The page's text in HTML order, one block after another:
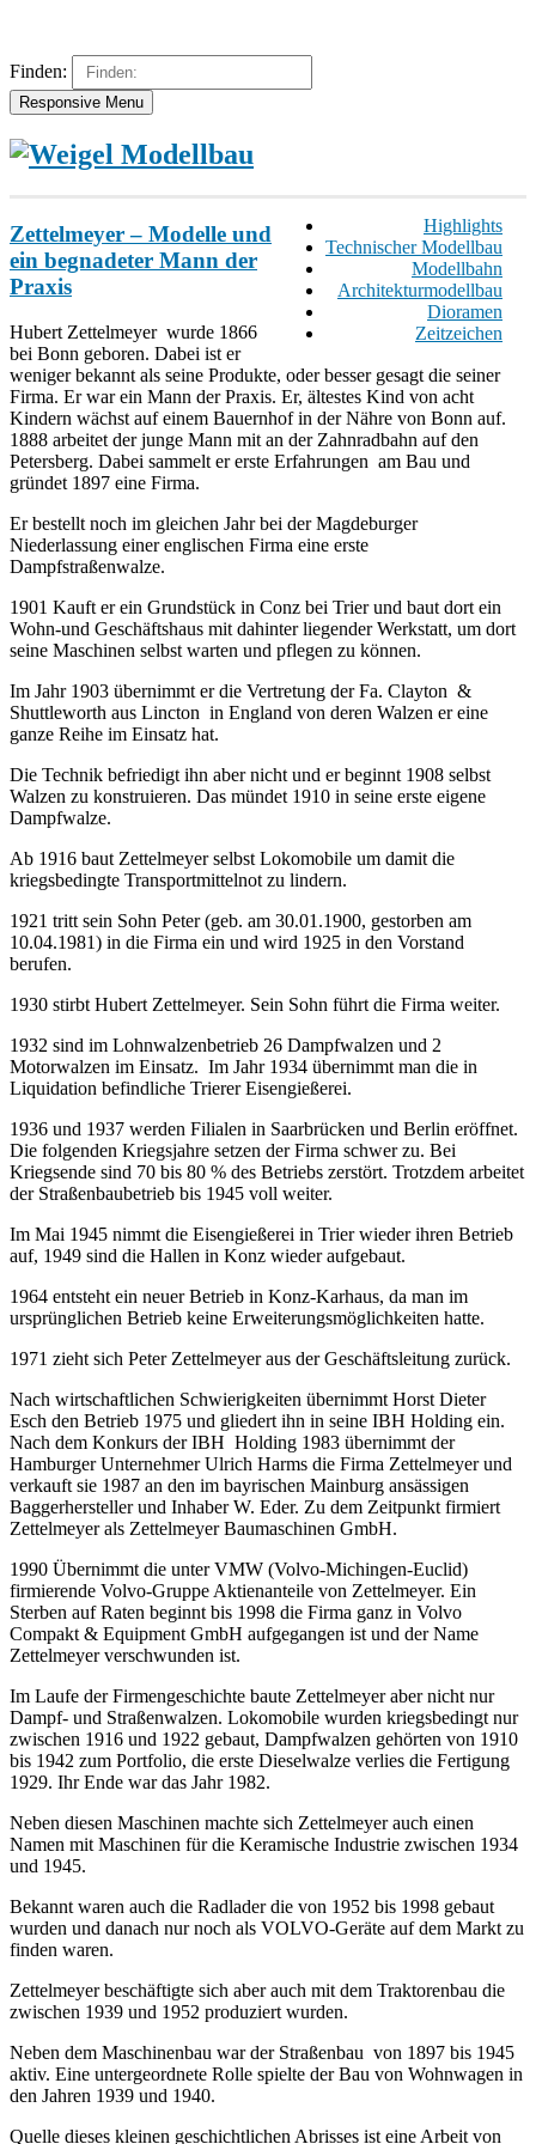
Finden:
Responsive Menu
Highlights
Technischer Modellbau
Modellbahn
Architekturmodellbau
Dioramen
Zeitzeichen
Zettelmeyer – Modelle und
ein begnadeter Mann der
Praxis
Hubert Zettelmeyer wurde 1866
bei Bonn geboren. Dabei ist er
weniger bekannt als seine Produkte, oder besser gesagt die seiner
Firma. Er war ein Mann der Praxis. Er, ältestes Kind von acht
Kindern wächst auf einem Bauernhof in der Nähre von Bonn auf.
1888 arbeitet der junge Mann mit an der Zahnradbahn auf den
Petersberg. Dabei sammelt er erste Erfahrungen am Bau und
gründet 1897 eine Firma.
Er bestellt noch im gleichen Jahr bei der Magdeburger
Niederlassung einer englischen Firma eine erste
Dampfstraßenwalze.
1901 Kauft er ein Grundstück in Conz bei Trier und baut dort ein
Wohn-und Geschäftshaus mit dahinter liegender Werkstatt, um dort
seine Maschinen selbst warten und pflegen zu können.
Im Jahr 1903 übernimmt er die Vertretung der Fa. Clayton &
Shuttleworth aus Lincton in England von deren Walzen er eine
ganze Reihe im Einsatz hat.
Die Technik befriedigt ihn aber nicht und er beginnt 1908 selbst
Walzen zu konstruieren. Das mündet 1910 in seine erste eigene
Dampfwalze.
Ab 1916 baut Zettelmeyer selbst Lokomobile um damit die
kriegsbedingte Transportmittelnot zu lindern.
1921 tritt sein Sohn Peter (geb. am 30.01.1900, gestorben am
10.04.1981) in die Firma ein und wird 1925 in den Vorstand
berufen.
1930 stirbt Hubert Zettelmeyer. Sein Sohn führt die Firma weiter.
1932 sind im Lohnwalzenbetrieb 26 Dampfwalzen und 2
Motorwalzen im Einsatz. Im Jahr 1934 übernimmt man die in
Liquidation befindliche Trierer Eisengießerei.
1936 und 1937 werden Filialen in Saarbrücken und Berlin eröffnet.
Die folgenden Kriegsjahre setzen der Firma schwer zu. Bei
Kriegsende sind 70 bis 80 % des Betriebs zerstört. Trotzdem arbeitet
der Straßenbaubetrieb bis 1945 voll weiter.
Im Mai 1945 nimmt die Eisengießerei in Trier wieder ihren Betrieb
auf, 1949 sind die Hallen in Konz wieder aufgebaut.
1964 entsteht ein neuer Betrieb in Konz-Karhaus, da man im
ursprünglichen Betrieb keine Erweiterungsmöglichkeiten hatte.
1971 zieht sich Peter Zettelmeyer aus der Geschäftsleitung zurück.
Nach wirtschaftlichen Schwierigkeiten übernimmt Horst Dieter
Esch den Betrieb 1975 und gliedert ihn in seine IBH Holding ein.
Nach dem Konkurs der IBH Holding 1983 übernimmt der
Hamburger Unternehmer Ulrich Harms die Firma Zettelmeyer und
verkauft sie 1987 an den im bayrischen Mainburg ansässigen
Baggerhersteller und Inhaber W. Eder. Zu dem Zeitpunkt firmiert
Zettelmeyer als Zettelmeyer Baumaschinen GmbH.
1990 Übernimmt die unter VMW (Volvo-Michingen-Euclid)
firmierende Volvo-Gruppe Aktienanteile von Zettelmeyer. Ein
Sterben auf Raten beginnt bis 1998 die Firma ganz in Volvo
Compakt & Equipment GmbH aufgegangen ist und der Name
Zettelmeyer verschwunden ist.
Im Laufe der Firmengeschichte baute Zettelmeyer aber nicht nur
Dampf- und Straßenwalzen. Lokomobile wurden kriegsbedingt nur
zwischen 1916 und 1922 gebaut, Dampfwalzen gehörten von 1910
bis 1942 zum Portfolio, die erste Dieselwalze verlies die Fertigung
1929. Ihr Ende war das Jahr 1982.
Neben diesen Maschinen machte sich Zettelmeyer auch einen
Namen mit Maschinen für die Keramische Industrie zwischen 1934
und 1945.
Bekannt waren auch die Radlader die von 1952 bis 1998 gebaut
wurden und danach nur noch als VOLVO-Geräte auf dem Markt zu
finden waren.
Zettelmeyer beschäftigte sich aber auch mit dem Traktorenbau die
zwischen 1939 und 1952 produziert wurden.
Neben dem Maschinenbau war der Straßenbau von 1897 bis 1945
aktiv. Eine untergeordnete Rolle spielte der Bau von Wohnwagen in
den Jahren 1939 und 1940.
Quelle dieses kleinen geschichtlichen Abrisses ist eine Arbeit von